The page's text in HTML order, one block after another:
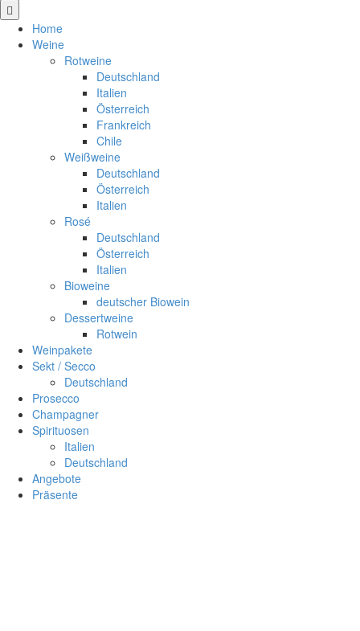
nach
oben Home
Weine
Rotweine
Deutschland
Italien
Österreich
Frankreich
Chile
Weißweine
Deutschland
Österreich
Italien
Rosé
Deutschland
Österreich
Italien
Bioweine
deutscher Biowein
Dessertweine
Rotwein
Weinpakete
Sekt / Secco
Deutschland
Prosecco
Champagner
Spirituosen
Italien
Deutschland
Angebote
Präsente